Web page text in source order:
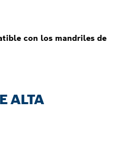
con los mandriles de
ALTA